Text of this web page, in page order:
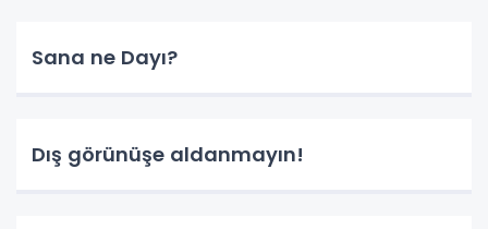
Sana ne Dayı?
Dış görünüşe aldanmayın!